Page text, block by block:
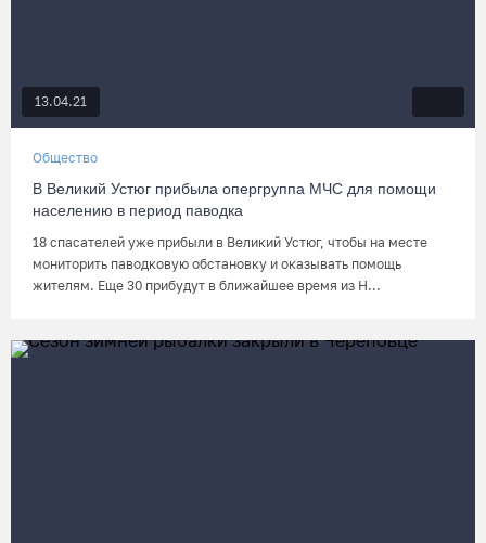
13.04.21
Общество
В Великий Устюг прибыла опергруппа МЧС для помощи
населению в период паводка
18 спасателей уже прибыли в Великий Устюг, чтобы на месте
мониторить паводковую обстановку и оказывать помощь
жителям. Еще 30 прибудут в ближайшее время из Н...